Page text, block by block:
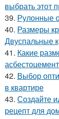
выбрать этот
39. Рулонные
40. Размеры
Двуспальные
41. Какие
42. Выбор
в квартире
43. Создайте
рецепт для